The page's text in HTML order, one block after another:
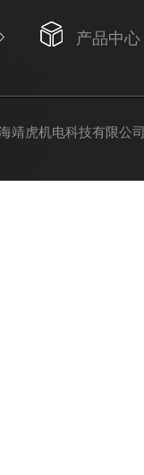
产品中心
靖虎机电科技有限公